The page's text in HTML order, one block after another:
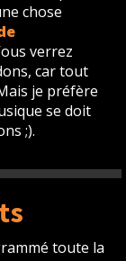
chose
verrez
car tout
je préfère
se doit
;).
toute la